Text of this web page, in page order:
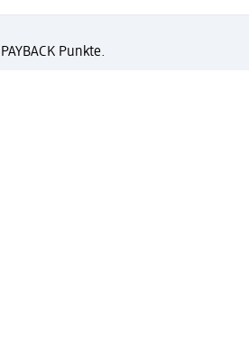
Punkte.